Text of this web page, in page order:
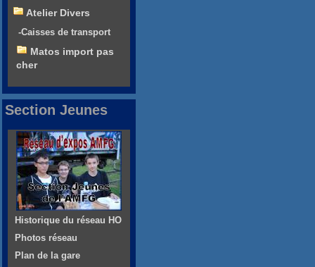
Atelier Divers
-Caisses de transport
Matos import pas
cher
Section Jeunes
Historique du réseau HO
Photos réseau
Plan de la gare